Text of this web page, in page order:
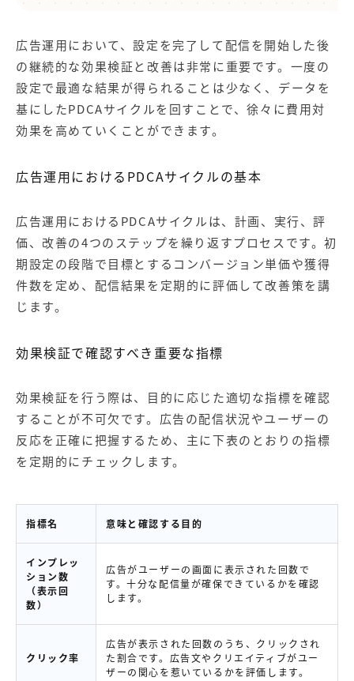
広告運用において、設定を完了して配信を開始した後
の継続的な効果検証と改善は非常に重要です。一度の
設定で最適な結果が得られることは少なく、データを
基にしたPDCAサイクルを回すことで、徐々に費用対
効果を高めていくことができます。
広告運用におけるPDCAサイクルの基本
広告運用におけるPDCAサイクルは、計画、実行、評
価、改善の4つのステップを繰り返すプロセスです。初
期設定の段階で目標とするコンバージョン単価や獲得
件数を定め、配信結果を定期的に評価して改善策を講
じます。
効果検証で確認すべき重要な指標
効果検証を行う際は、目的に応じた適切な指標を確認
することが不可欠です。広告の配信状況やユーザーの
反応を正確に把握するため、主に下表のとおりの指標
を定期的にチェックします。
指標名 意味と確認する目的
インプレッ
ション数
（表示回
数）
広告がユーザーの画面に表示された回数で
す。十分な配信量が確保できているかを確認
します。
クリック率
広告が表示された回数のうち、クリックされ
た割合です。広告文やクリエイティブがユー
ザーの関心を惹いているかを評価します。